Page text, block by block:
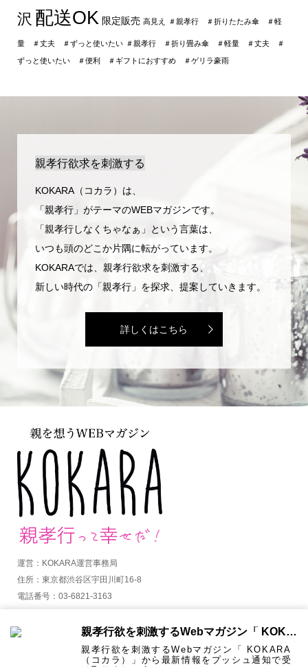
沢 配送OK 限定販売 高見え ＃親孝行 ＃折りたたみ傘 ＃軽
量 ＃丈夫 ＃ずっと使いたい ＃親孝行 ＃折り畳み傘 ＃軽量 ＃丈夫 ＃
ずっと使いたい ＃便利 ＃ギフトにおすすめ ＃ゲリラ豪雨
親孝行欲求を刺激する
KOKARA（コカラ）は、
「親孝行」がテーマのWEBマガジンです。
「親孝行しなくちゃなぁ」という言葉は、
いつも頭のどこか片隅に転がっています。
KOKARAでは、親孝行欲求を刺激する、
新しい時代の「親孝行」を探求、提案していきます。
詳しくはこちら
運営：KOKARA運営事務局
住所：東京都渋谷区宇田川町16-8
電話番号：03-6821-3163
親孝行欲を刺激するWebマガジン「 KOKARA（コカラ）」から通知を受け取る
親孝行欲を刺激するWebマガジン「 KOKARA
（コカラ）」から最新情報をプッシュ通知で受